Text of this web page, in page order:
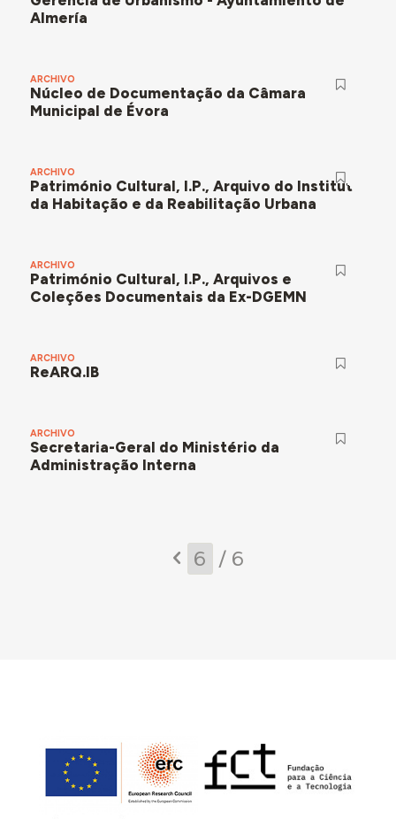
Almería
ARCHIVO
Núcleo de Documentação da Câmara
Municipal de Évora
ARCHIVO
Património Cultural, I.P., Arquivo do Instituto
da Habitação e da Reabilitação Urbana
ARCHIVO
Património Cultural, I.P., Arquivos e
Coleções Documentais da Ex-DGEMN
ARCHIVO
ReARQ.IB
ARCHIVO
Secretaria-Geral do Ministério da
Administração Interna
/ 6